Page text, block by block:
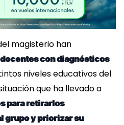
magisterio han
con diagnósticos
niveles educativos del
que ha llevado a
para retirarlos
grupo y priorizar su